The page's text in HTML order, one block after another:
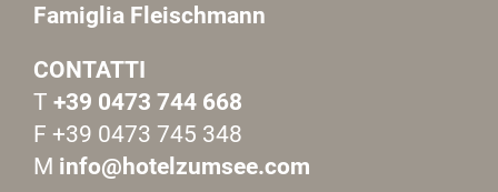
Famiglia Fleischmann
CONTATTI
T +39 0473 744 668
F +39 0473 745 348
M info@hotelzumsee.com